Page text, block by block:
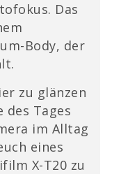
Das
Body, der
zu glänzen
des Tages
im Alltag
eines
X-T20 zu